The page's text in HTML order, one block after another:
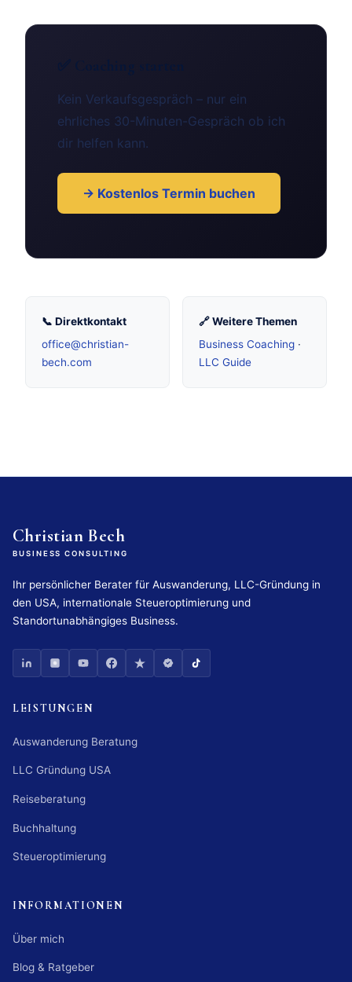
Kein Verkaufsgespräch – nur ein
ehrliches 30-Minuten-Gespräch ob ich
dir helfen kann.
→ Kostenlos Termin buchen
📞 Direktkontakt
office@christian-
bech.com
🔗 Weitere Themen
Business Coaching ·
LLC Guide
Christian Bech
BUSINESS CONSULTING
Ihr persönlicher Berater für Auswanderung, LLC-Gründung in
den USA, internationale Steueroptimierung und
Standortunabhängiges Business.
LEISTUNGEN
Auswanderung Beratung
LLC Gründung USA
Reiseberatung
Buchhaltung
Steueroptimierung
INFORMATIONEN
Über mich
Blog & Ratgeber